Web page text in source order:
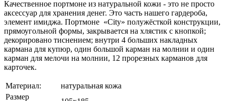
Качественное портмоне из натуральной кожи - это не просто
аксессуар для хранения денег. Это часть нашего гардероба,
элемент имиджа. Портмоне «City» полужёсткой конструкции,
прямоугольной формы, закрывается на хлястик с кнопкой;
декорировано тиснением; внутри 4 больших накладных
кармана для купюр, один большой карман на молнии и один
карман для мелочи на молнии, 12 прорезных карманов для
карточек.
Материал:
натуральная кожа
Размер